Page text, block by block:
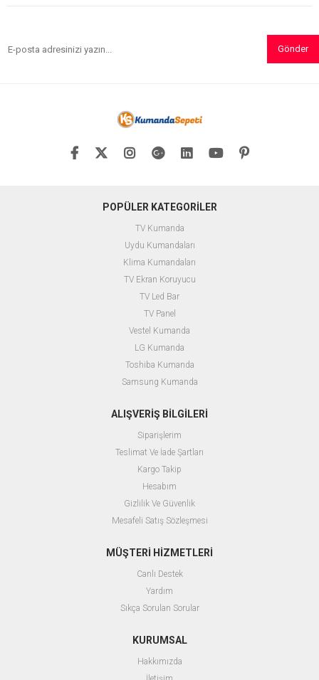
Gönder
POPÜLER KATEGORİLER
TV Kumanda
Uydu Kumandaları
Klima Kumandaları
TV Ekran Koruyucu
TV Led Bar
TV Panel
Vestel Kumanda
LG Kumanda
Toshiba Kumanda
Samsung Kumanda
ALIŞVERİŞ BİLGİLERİ
Siparişlerim
Teslimat Ve İade Şartları
Kargo Takip
Hesabım
Gizlilik Ve Güvenlik
Mesafeli Satış Sözleşmesi
MÜŞTERİ HİZMETLERİ
Canlı Destek
Yardım
Sıkça Sorulan Sorular
KURUMSAL
Hakkımızda